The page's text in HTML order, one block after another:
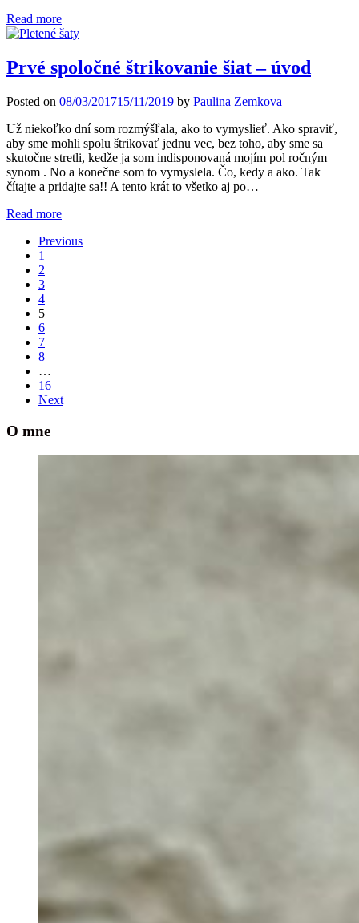
Read more
Prvé spoločné štrikovanie šiat – úvod
Posted on 08/03/201715/11/2019 by Paulina Zemkova
Už niekoľko dní som rozmýšľala, ako to vymyslieť. Ako spraviť,
aby sme mohli spolu štrikovať jednu vec, bez toho, aby sme sa
skutočne stretli, kedže ja som indisponovaná mojím pol ročným
synom . No a konečne som to vymyslela. Čo, kedy a ako. Tak
čítajte a pridajte sa!! A tento krát to všetko aj po…
Read more
Previous
1
2
3
4
5
6
7
8
…
16
Next
O mne